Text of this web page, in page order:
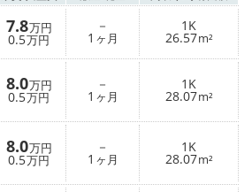
7.8万円
0.5万円
－
1 ヶ月
1K
26.57m²
8.0万円
0.5万円
－
1 ヶ月
1K
28.07m²
8.0万円
0.5万円
－
1 ヶ月
1K
28.07m²